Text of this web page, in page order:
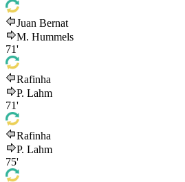
Juan Bernat
M. Hummels
71'
Rafinha
P. Lahm
71'
Rafinha
P. Lahm
75'